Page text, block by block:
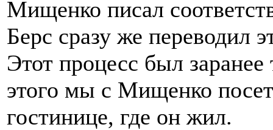
Мищенко писал
Берс сразу же переводил
Этот процесс был
этого мы с Мищенко
гостинице, где он жил.